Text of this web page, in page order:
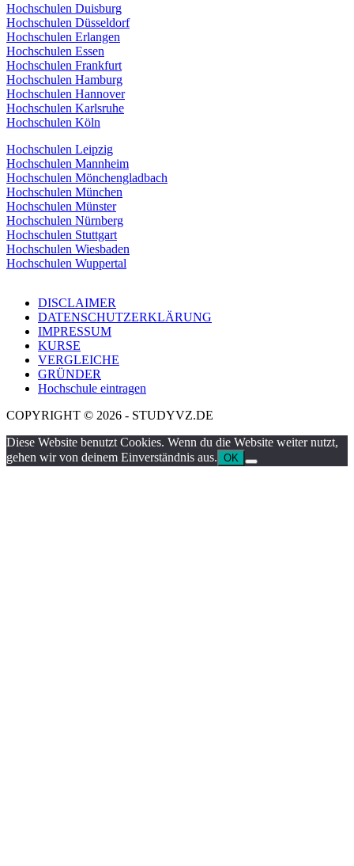
Hochschulen Duisburg
Hochschulen Düsseldorf
Hochschulen Erlangen
Hochschulen Essen
Hochschulen Frankfurt
Hochschulen Hamburg
Hochschulen Hannover
Hochschulen Karlsruhe
Hochschulen Köln
Hochschulen Leipzig
Hochschulen Mannheim
Hochschulen Mönchengladbach
Hochschulen München
Hochschulen Münster
Hochschulen Nürnberg
Hochschulen Stuttgart
Hochschulen Wiesbaden
Hochschulen Wuppertal
DISCLAIMER
DATENSCHUTZERKLÄRUNG
IMPRESSUM
KURSE
VERGLEICHE
GRÜNDER
Hochschule eintragen
COPYRIGHT © 2026 - STUDYVZ.DE
Diese Website benutzt Cookies. Wenn du die Website weiter nutzt,
gehen wir von deinem Einverständnis aus. OK